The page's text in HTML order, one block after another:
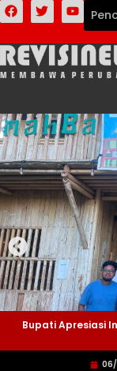
Bupati Apresiasi